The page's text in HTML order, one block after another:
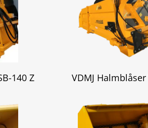
140 Z VDMJ Halmblåser